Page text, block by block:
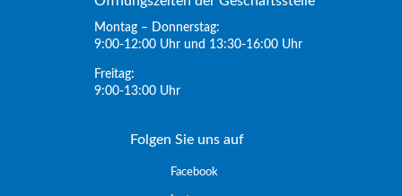
Montag – Donnerstag:
9:00-12:00 Uhr und 13:30-16:00 Uhr
Freitag:
9:00-13:00 Uhr
Folgen Sie uns auf
Facebook